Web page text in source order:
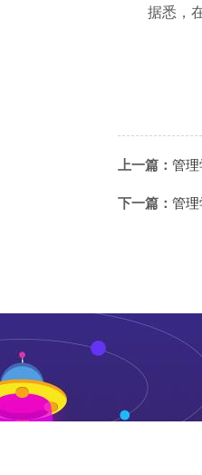
据悉，
上一篇： 管
下一篇： 管